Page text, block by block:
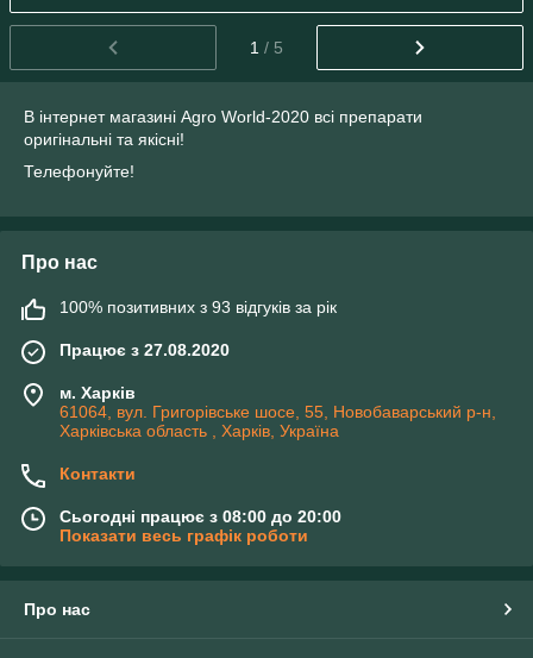
1 / 5
В інтернет магазині Agro World-2020 всі препарати
оригінальні та якісні!
Телефонуйте!
Про нас
100% позитивних з 93 відгуків за рік
Працює з 27.08.2020
м. Харків
61064, вул. Григорівське шосе, 55, Новобаварський р-н,
Харківська область , Харків, Україна
Контакти
Сьогодні працює з 08:00 до 20:00
Показати весь графік роботи
Про нас